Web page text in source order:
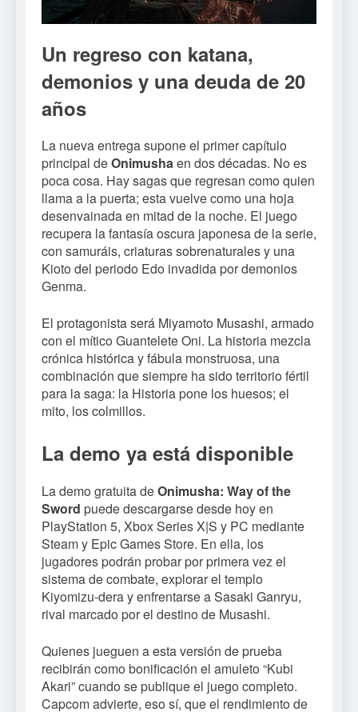
Un regreso con katana,
demonios y una deuda de 20
años
La nueva entrega supone el primer capítulo
principal deOnimushaen dos décadas. No es
poca cosa. Hay sagas que regresan como quien
llama a la puerta; esta vuelve como una hoja
desenvainada en mitad de la noche. El juego
recupera la fantasía oscura japonesa de la serie,
con samuráis, criaturas sobrenaturales y una
Kioto del periodo Edo invadida por demonios
Genma.
El protagonista será Miyamoto Musashi, armado
con el mítico Guantelete Oni. La historia mezcla
crónica histórica y fábula monstruosa, una
combinación que siempre ha sido territorio fértil
para la saga: la Historia pone los huesos; el
mito, los colmillos.
La demo ya está disponible
La demo gratuita deOnimusha: Way of the
Sword puede descargarse desde hoy en
PlayStation 5, Xbox Series X|S y PC mediante
Steam y Epic Games Store. En ella, los
jugadores podrán probar por primera vez el
sistema de combate, explorar el templo
Kiyomizu-dera y enfrentarse a Sasaki Ganryu,
rival marcado por el destino de Musashi.
Quienes jueguen a esta versión de prueba
recibirán como bonificación el amuleto “Kubi
Akari” cuando se publique el juego completo.
Capcom advierte, eso sí, que el rendimiento de